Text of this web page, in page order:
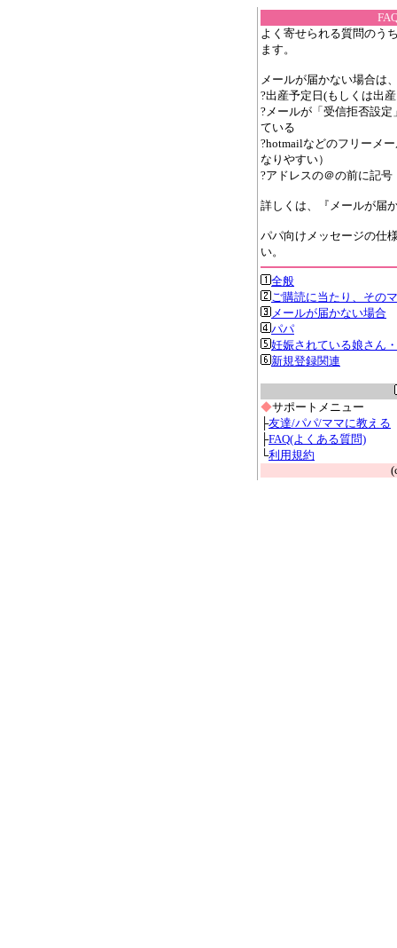
よく寄せられる質問のう
ます。
メールが届かない場合は
?出産予定日(もしくは出
?メールが「受信拒否設
ている
?hotmailなどのフリーメ
なりやすい）
?アドレスの＠の前に記
詳しくは、『メールが届
パパ向けメッセージの仕
い。
全般
ご購読に当たり、その
メールが届かない場合
パパ
妊娠されている娘さん
新規登録関連
◆サポートメニュー
├友達/パパ/ママに教える
├FAQ(よくある質問)
└利用規約